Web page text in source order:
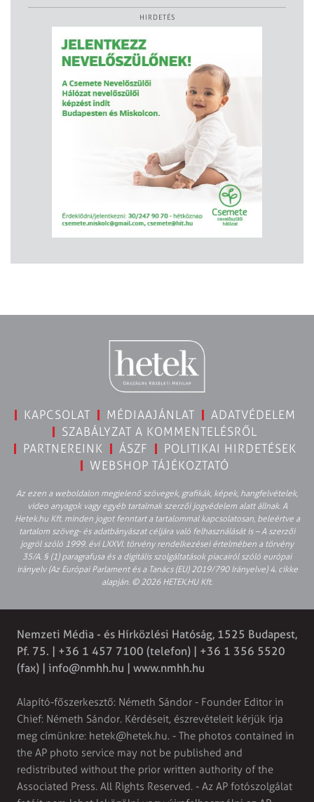
HIRDETÉS
KAPCSOLAT MÉDIAAJÁNLAT
ADATVÉDELEM
SZABÁLYZAT A KOMMENTELÉSRŐL
PARTNEREINK
ÁSZF
POLITIKAI HIRDETÉSEK
WEBSHOP TÁJÉKOZTATÓ
Az ezen a weboldalon megjelenő szövegek, grafikák, képek, hangfelvételek,
video anyagok vagy egyéb tartalmak szerzői jogvédelem alatt állnak. A
Hetek.hu Kft. minden jogot fenntart a tartalommal kapcsolatosan, beleértve a
tartalom szöveg- és adatbányászat céljára való felhasználását is – A szerzői
jogról szóló 1999. évi LXXVI. törvény rendelkezései értelmében a törvény
35/A. § (1) paragrafusa és a digitális szolgáltatások piacairól szóló európai
irányelv (Az Európai Parlament és a Tanács (EU) 2019/790 Irányelve) 4. cikke
alapján. © 2026 HETEK.HU Kft.
Nemzeti Média - és Hírközlési Hatóság, 1525 Budapest,
Pf. 75. | +36 1 457 7100 (telefon) | +36 1 356 5520
(fax) | info@nmhh.hu | www.nmhh.hu
Alapító-főszerkesztő: Németh Sándor - Founder Editor in
Chief: Németh Sándor. Kérdéseit, észrevételeit kérjük írja
meg címünkre: hetek@hetek.hu. - The photos contained in
the AP photo service may not be published and
redistributed without the prior written authority of the
Associated Press. All Rights Reserved. - Az AP fotószolgálat